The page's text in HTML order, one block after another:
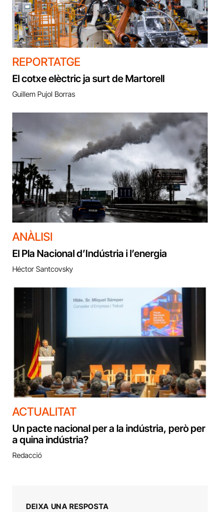
REPORTATGE
El cotxe elèctric ja surt de Martorell
Guillem Pujol Borras
ANÀLISI
El Pla Nacional d’Indústria i l’energia
Héctor Santcovsky
ACTUALITAT
Un pacte nacional per a la indústria, però per
a quina indústria?
Redacció
DEIXA UNA RESPOSTA